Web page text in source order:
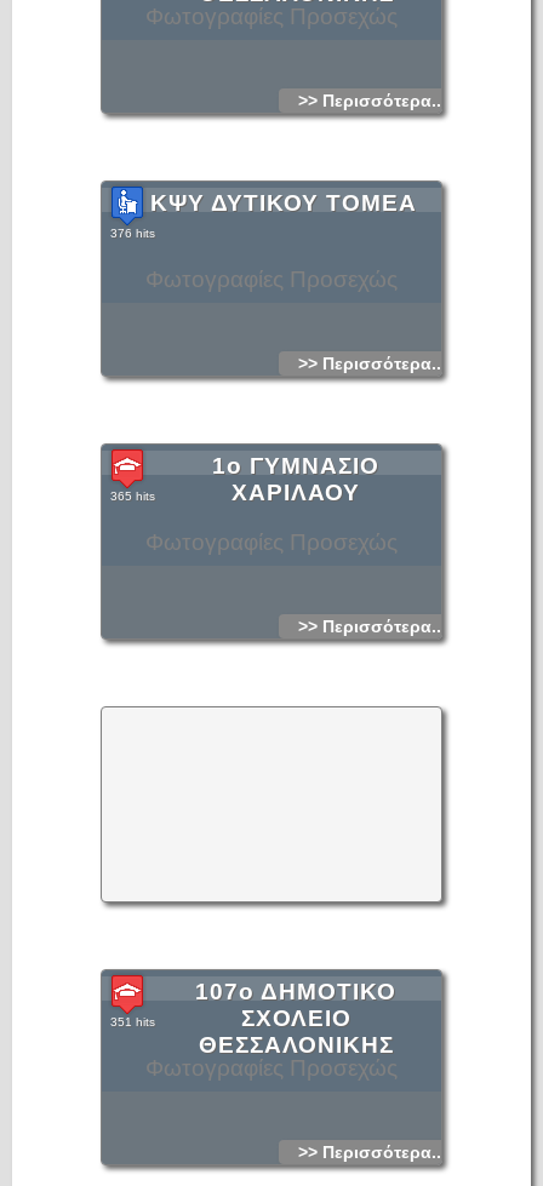
Φωτογραφίες Προσεχώς
>> Περισσότερα...
Φωτογραφίες Προσεχώς
ΚΨΥ ΔΥΤΙΚΟΥ ΤΟΜΕΑ
376 hits
>> Περισσότερα...
Φωτογραφίες Προσεχώς
1ο ΓΥΜΝΑΣΙΟ
ΧΑΡΙΛΑΟΥ
365 hits
>> Περισσότερα...
Φωτογραφίες Προσεχώς
107ο ΔΗΜΟΤΙΚΟ
ΣΧΟΛΕΙΟ
ΘΕΣΣΑΛΟΝΙΚΗΣ
351 hits
>> Περισσότερα...